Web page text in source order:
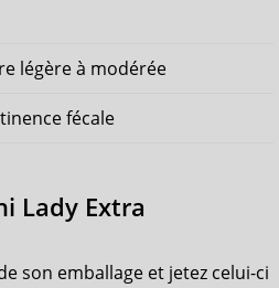
légère à modérée
fécale
Lady Extra
son emballage et jetez celui-ci